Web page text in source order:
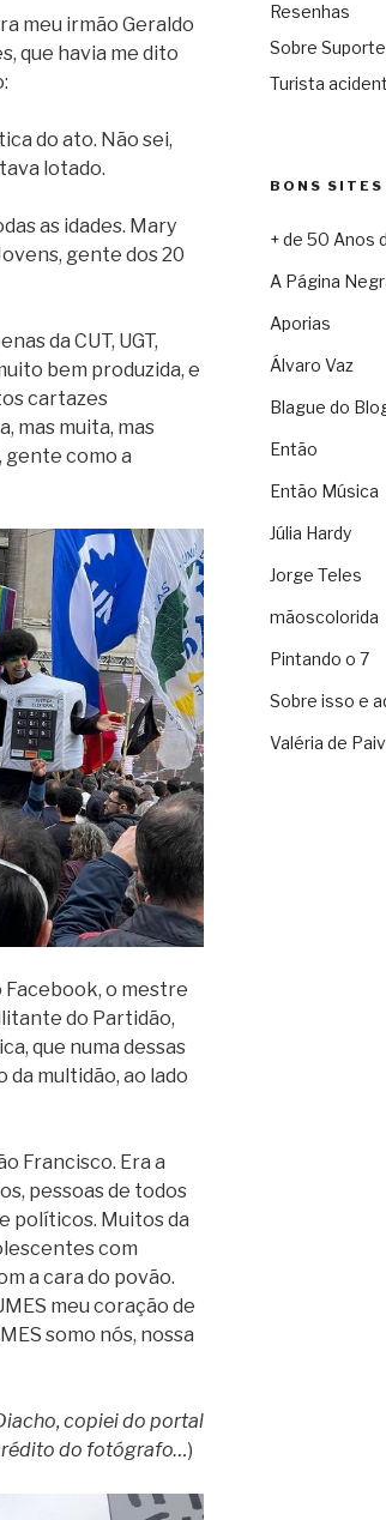
meu irmão Geraldo
que havia me dito
do ato. Não sei,
lotado.
as idades. Mary
gente dos 20
da CUT, UGT,
bem produzida, e
cartazes
mas muita, mas
gente como a
Facebook, o mestre
do Partidão,
que numa dessas
multidão, ao lado
Francisco. Era a
pessoas de todos
políticos. Muitos da
com
a cara do povão.
meu coração de
somo nós, nossa
copiei do portal
do fotógrafo…)
Resenhas
Sobre
Turista
BONS SITES
+ de 50 Anos
A Página
Aporias
Álvaro Vaz
Blague do
Então
Então Música
Júlia Hardy
Jorge Teles
mãoscolorida
Pintando o 7
Sobre isso e
Valéria de